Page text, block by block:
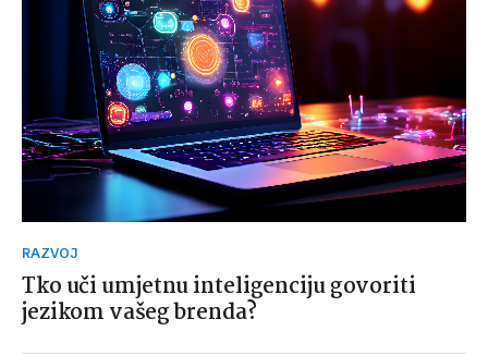
RAZVOJ
Tko uči umjetnu inteligenciju govoriti
jezikom vašeg brenda?